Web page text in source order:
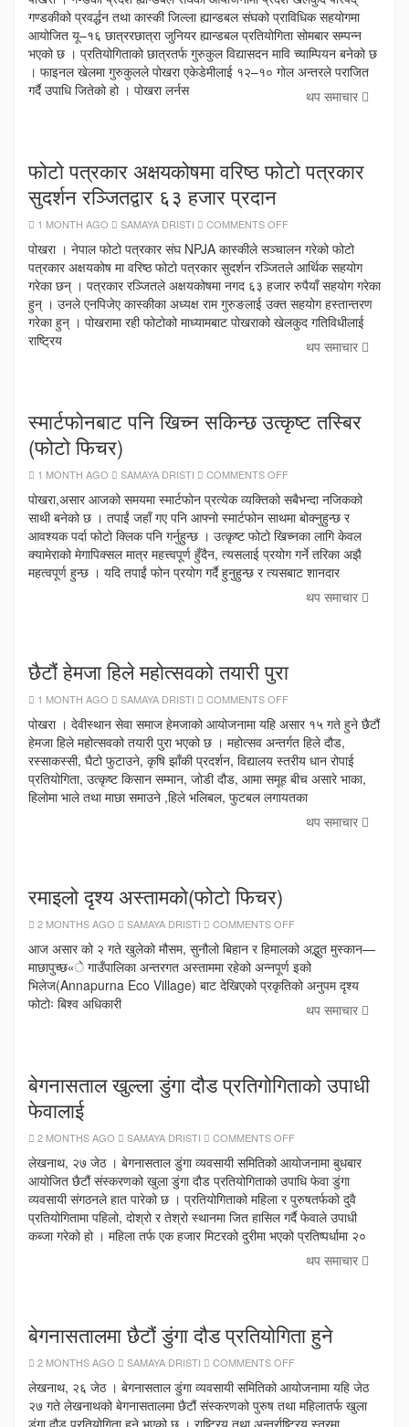
छात्र
र
छात्रा
जुनियर
ह्यान्डबलमा
गुरुकुल
र
च्याम्पियन
श्रेष्ठ
सम्मानित
गण्डकीको प्रवर्द्धन तथा कास्की जिल्ला ह्यान्डबल संघको प्राविधिक सहयोगमा
आयोजित यू–१६ छात्ररछात्रा जुनियर ह्यान्डबल प्रतियोगिता सोमबार सम्पन्न
भएको छ । प्रतियोगिताको छात्रतर्फ गुरुकुल विद्यासदन मावि च्याम्पियन बनेको छ
। फाइनल खेलमा गुरुकुलले पोखरा एकेडेमीलाई १२–१० गोल अन्तरले पराजित
गर्दै उपाधि जितेको हो । पोखरा लर्नस
थप समाचार
फोटो पत्रकार अक्षयकोषमा वरिष्ठ फोटो पत्रकार
सुदर्शन रञ्जितद्वार ६३ हजार प्रदान
1 MONTH AGO SAMAYA DRISTI COMMENTS OFFON
पत्रकार
अक्षयकोषमा
वरिष्ठ
फोटो
पत्रकार
सुदर्शन
रञ्जितद्वार
६३
हजार
प्रदान
पोखरा । नेपाल फोटो पत्रकार संघ NPJA कास्कीले सञ्चालन गरेको फोटो
पत्रकार अक्षयकोष मा वरिष्ठ फोटो पत्रकार सुदर्शन रञ्जितले आर्थिक सहयोग
गरेका छन् । पत्रकार रञ्जितले अक्षयकोषमा नगद ६३ हजार रुपैयाँ सहयोग गरेका
हुन् । उनले एनपिजेए कास्कीका अध्यक्ष राम गुरुङलाई उक्त सहयोग हस्तान्तरण
गरेका हुन् । पोखरामा रही फोटोको माध्यामबाट पोखराको खेलकुद गतिविधीलाई
राष्ट्रिय
थप समाचार
स्मार्टफोनबाट पनि खिच्न सकिन्छ उत्कृष्ट तस्बिर
(फोटो फिचर)
1 MONTH AGO SAMAYA DRISTI COMMENTS OFFON
पनि
खिच्न
सकिन्छ
तस्बिर
(फोटो
फिचर)
पोखरा,असार आजको समयमा स्मार्टफोन प्रत्येक व्यक्तिको सबैभन्दा नजिकको
साथी बनेको छ । तपाईं जहाँ गए पनि आफ्नो स्मार्टफोन साथमा बोक्नुहुन्छ र
आवश्यक पर्दा फोटो क्लिक पनि गर्नुहुन्छ । उत्कृष्ट फोटो खिच्नका लागि केवल
क्यामेराको मेगापिक्सल मात्र महत्त्वपूर्ण हुँदैन, त्यसलाई प्रयोग गर्ने तरिका अझै
महत्वपूर्ण हुन्छ । यदि तपाईं फोन प्रयोग गर्दै हुनुहुन्छ र त्यसबाट शानदार
थप समाचार
छैटौं हेमजा हिले महोत्सवको तयारी पुरा
1 MONTH AGO SAMAYA DRISTI COMMENTS OFFON
हेमजा
हिले
महोत्सवको
तयारी
पुरा
पोखरा । देवीस्थान सेवा समाज हेमजाको आयोजनामा यहि असार १५ गते हुने छैटौं
हेमजा हिले महोत्सवको तयारी पुरा भएको छ । महोत्सव अन्तर्गत हिले दौड,
रस्साकस्सी, घैटो फुटाउने, कृषि झाँकी प्रदर्शन, विद्यालय स्तरीय धान रोपाई
प्रतियोगिता, उत्कृष्ट किसान सम्मान, जोडी दौड, आमा समूह बीच असारे भाका,
हिलोमा भाले तथा माछा समाउने ,हिले भलिबल, फुटबल लगायतका
थप समाचार
रमाइलो दृश्य अस्तामको(फोटो फिचर)
2 MONTHS AGO SAMAYA DRISTI COMMENTS OFFON
दृश्य
अस्तामको(फोटो
फिचर)
आज असार को २ गते खुलेको मौसम, सुनौलो बिहान र हिमालको अद्भुत मुस्कान—
माछापुच्छ«े गाउँपालिका अन्तरगत अस्ताममा रहेको अन्नपूर्ण इको
भिलेज(Annapurna Eco Village) बाट देखिएको प्रकृतिको अनुपम दृश्य
फोटोः बिश्व अधिकारी
थप समाचार
बेगनासताल खुल्ला डुंगा दौड प्रतिगोगिताको उपाधी
फेवालाई
2 MONTHS AGO SAMAYA DRISTI COMMENTS OFFON
खुल्ला
डुंगा
दौड
प्रतिगोगिताको
उपाधी
फेवालाई
लेखनाथ, २७ जेठ । बेगनासताल डुंगा व्यवसायी समितिको आयोजनामा बुधबार
आयोजित छैटौं संस्करणको खुला डुंगा दौड प्रतियोगिताको उपाधि फेवा डुंगा
व्यवसायी संगठनले हात पारेको छ । प्रतियोगिताको महिला र पुरुषतर्फको दुवै
प्रतियोगितामा पहिलो, दोश्रो र तेश्रो स्थानमा जित हासिल गर्दै फेवाले उपाधी
कब्जा गरेको हो । महिला तर्फ एक हजार मिटरको दुरीमा भएको प्रतिष्पर्धामा २०
थप समाचार
बेगनासतालमा छैटौं डुंगा दौड प्रतियोगिता हुने
2 MONTHS AGO SAMAYA DRISTI COMMENTS OFFON
छैटौं
डुंगा
दौड
प्रतियोगिता
लेखनाथ, २६ जेठ । बेगनासताल डुंगा व्यवसायी समितिको आयोजनामा यहि जेठ
२७ गते लेखनाथको बेगनासतालमा छैटौं संस्करणको पुरुष तथा महिलातर्फ खुला